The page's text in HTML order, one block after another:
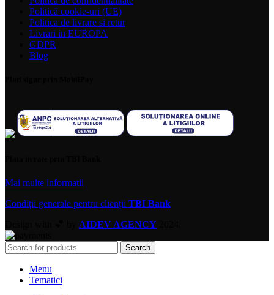
Politică cookie-uri (UE)
Politica de livrare si retur
Livrari in EUROPA
GDPR
Blog
Mai multe informatii
Condiții generale pentru clienții TBI Bank
AIDEV AGENCY
Search
Menu
Tematici